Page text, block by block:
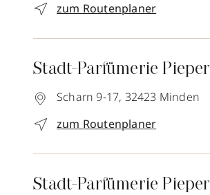
zum Routenplaner
Stadt-Parfümerie Pieper
Scharn 9-17, 32423 Minden
zum Routenplaner
Stadt-Parfümerie Pieper